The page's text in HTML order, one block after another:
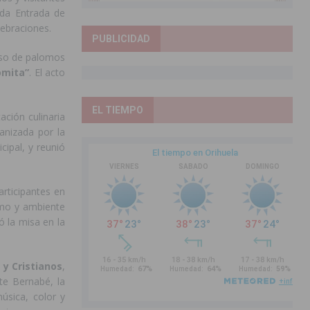
Entrada de
de palomos
. El acto
culinaria
por la
y reunió
en
y ambiente
la misa en la
Cristianos,
Bernabé, la
color y
PUBLICIDAD
EL TIEMPO